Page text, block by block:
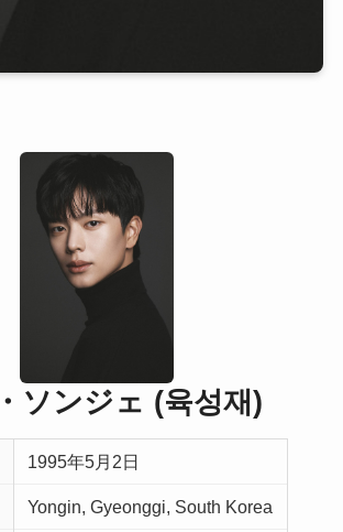
ソンジェ (육성재)
1995年5月2日
Yongin, Gyeonggi, South Korea